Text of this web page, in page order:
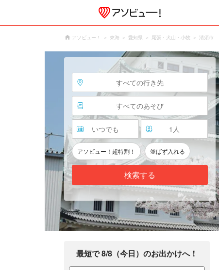
アソビュー！ 東海 愛知県 尾張・犬山・小牧 清須市
すべての行き先
すべてのあそび
いつでも 1 人
アソビュー！超特割！ 並ばず入れる
検索する
最短で 8/8（今日）のお出かけへ！